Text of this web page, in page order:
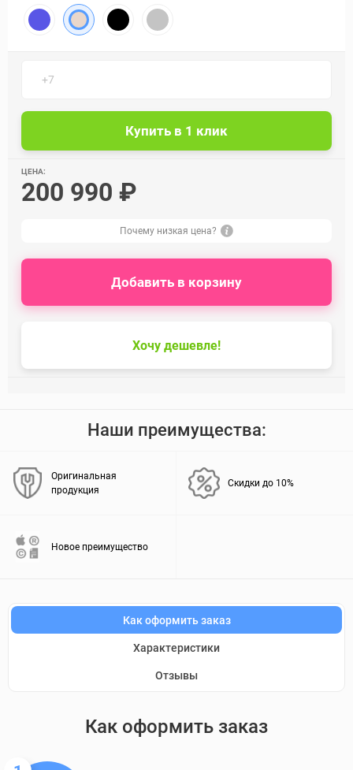
ЦЕНА:
200 990 ₽
Почему низкая цена?
Хочу дешевле!
Добавить в корзину
Наши преимущества:
Оригинальная
продукция
Скидки до 10%
Новое преимущество
Как оформить заказ
Характеристики
Отзывы
Как оформить заказ